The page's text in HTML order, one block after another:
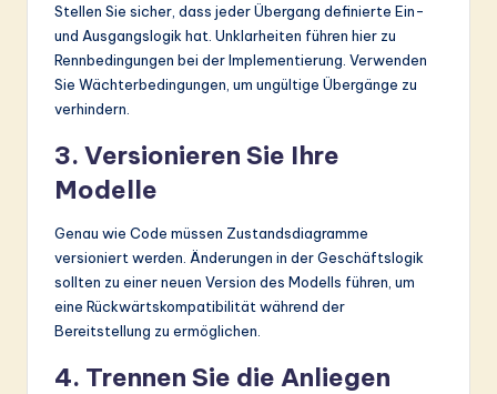
Stellen Sie sicher, dass jeder Übergang definierte Ein-
und Ausgangslogik hat. Unklarheiten führen hier zu
Rennbedingungen bei der Implementierung. Verwenden
Sie Wächterbedingungen, um ungültige Übergänge zu
verhindern.
3. Versionieren Sie Ihre
Modelle
Genau wie Code müssen Zustandsdiagramme
versioniert werden. Änderungen in der Geschäftslogik
sollten zu einer neuen Version des Modells führen, um
eine Rückwärtskompatibilität während der
Bereitstellung zu ermöglichen.
4. Trennen Sie die Anliegen